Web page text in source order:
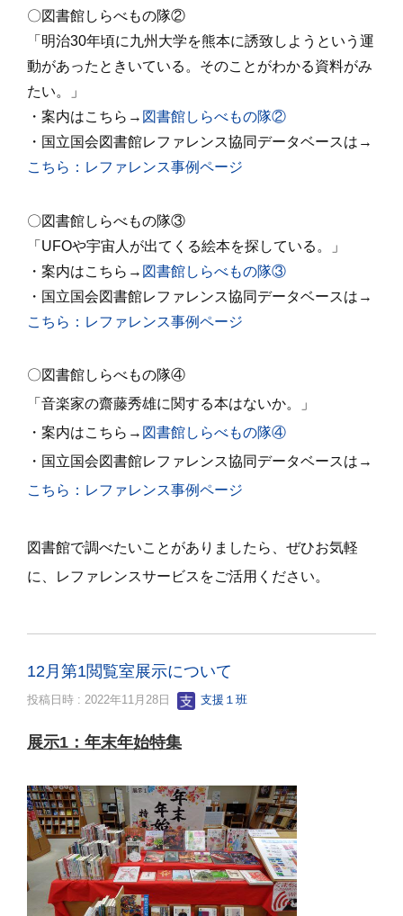
〇図書館しらべもの隊②
「明治30年頃に九州大学を熊本に誘致しようという運
動があったときいている。そのことがわかる資料がみ
たい。」
・案内はこちら→ 図書館しらべもの隊②
・国立国会図書館レファレンス協同データベースは→
こちら：レファレンス事例ページ
〇図書館しらべもの隊③
「UFOや宇宙人が出てくる絵本を探している。」
・案内はこちら→ 図書館しらべもの隊③
・国立国会図書館レファレンス協同データベースは →
こちら：レファレンス事例ページ
〇図書館しらべもの隊④
「 音楽家の齋藤秀雄に関する本はないか。
」
・案内はこちら→ 図書館しらべもの隊④
・国立国会図書館レファレンス協同データベースは→
こちら：レファレンス事例ページ
図書館で調べたいことがありましたら、ぜひお気軽
に、レファレンスサービスをご活用ください。
12月第1閲覧室展示について
投稿日時 : 2022年11月28日 支援１班
展示1 ：年末年始特集